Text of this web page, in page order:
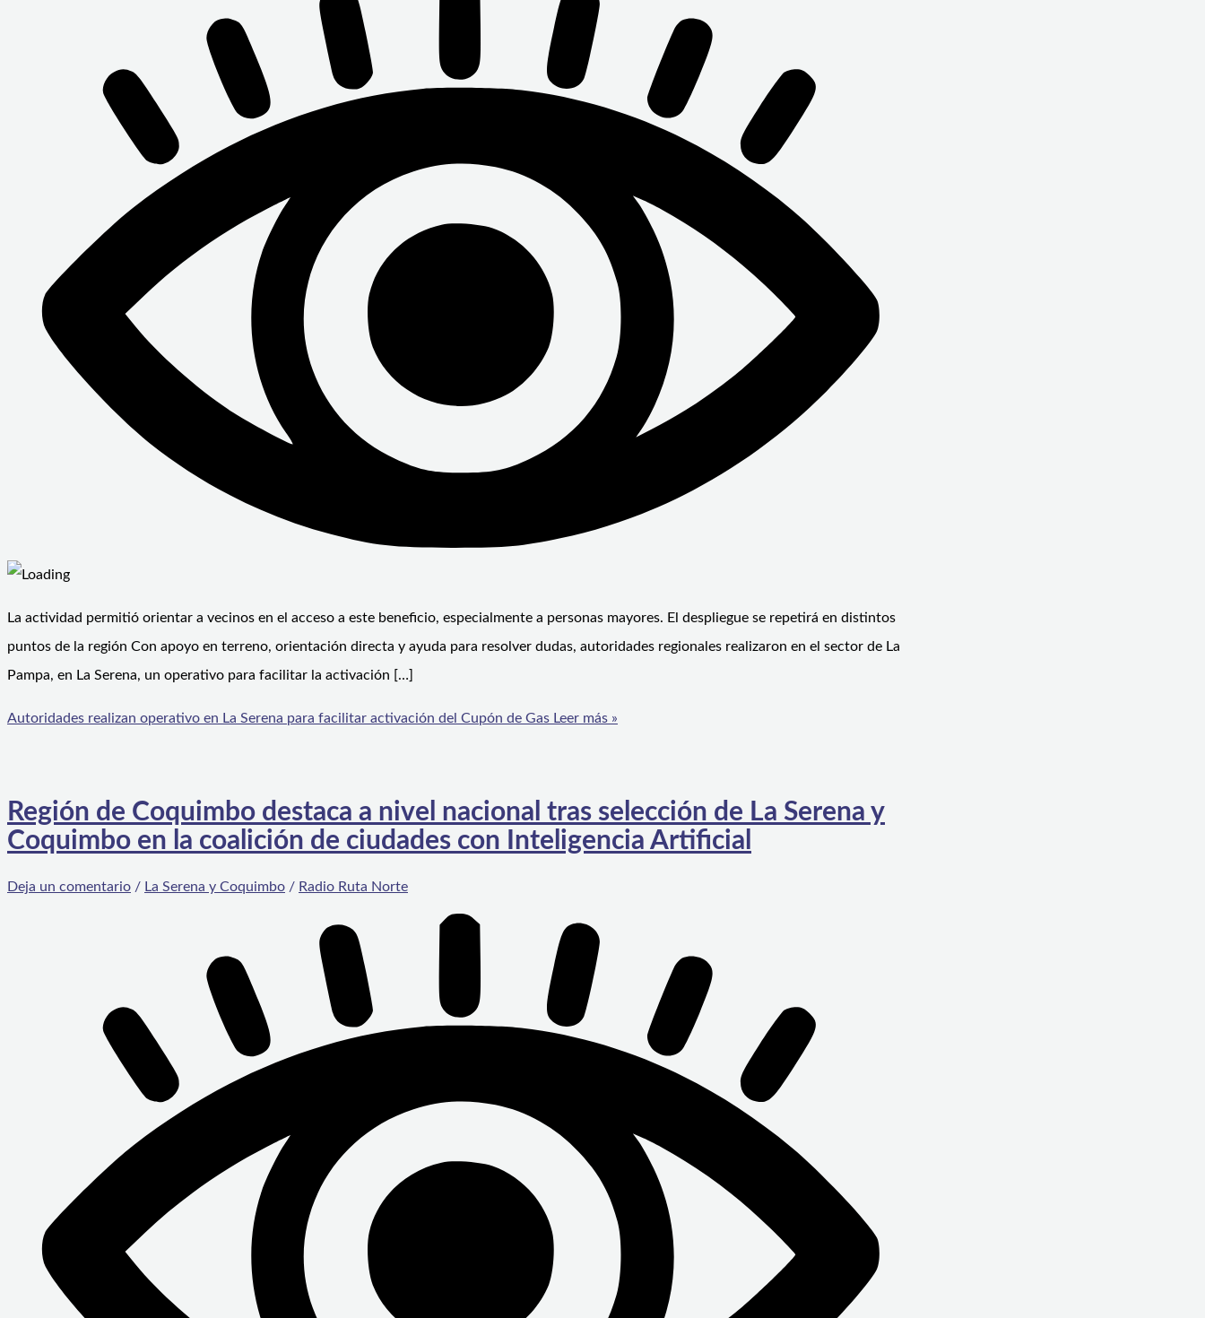
La actividad permitió orientar a vecinos en el acceso a este beneficio, especialmente a personas mayores. El despliegue se repetirá en distintos
puntos de la región Con apoyo en terreno, orientación directa y ayuda para resolver dudas, autoridades regionales realizaron en el sector de La
Pampa, en La Serena, un operativo para facilitar la activación […]
Autoridades realizan operativo en La Serena para facilitar activación del Cupón de Gas Leer más »
Región de Coquimbo destaca a nivel nacional tras selección de La Serena y
Coquimbo en la coalición de ciudades con Inteligencia Artificial
Deja un comentario / La Serena y Coquimbo / Radio Ruta Norte